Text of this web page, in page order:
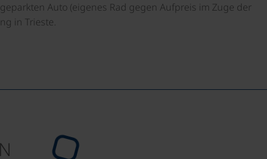
Auto (eigenes Rad gegen Aufpreis im Zuge der
in Trieste.